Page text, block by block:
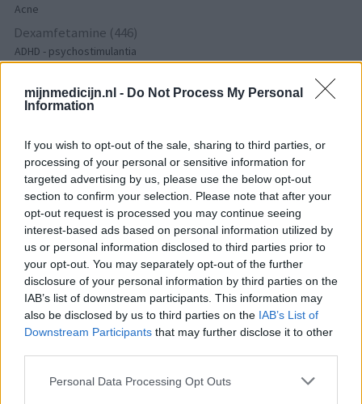
mijnmedicijn.nl - Do Not Process My Personal
Information
If you wish to opt-out of the sale, sharing to third parties, or
processing of your personal or sensitive information for
targeted advertising by us, please use the below opt-out
section to confirm your selection. Please note that after your
opt-out request is processed you may continue seeing
interest-based ads based on personal information utilized by
us or personal information disclosed to third parties prior to
your opt-out. You may separately opt-out of the further
disclosure of your personal information by third parties on the
IAB’s list of downstream participants. This information may
also be disclosed by us to third parties on the IAB’s List of
Downstream Participants that may further disclose it to other
Personal Data Processing Opt Outs
Acne
Dexamfetamine (446)
ADHD - psychostimulantia
Schildklier - hypothyroidie (traagwerkend)
De reviews op deze pagina zijn door de gebruikers
gegenereerd en vervolgens gelezen en aangepast alvorens
goedkeuring, om zo te voldoen aan onze standaarden wat betreft
een review voor een medicijn. Voor het delen van ervaringen is
geen medische kennis noodzakelijk. Op deze manier geven de
reviews alleen een beeld van de ervaring van de schrijvers en niet
die van de eigenaar van deze website. Denk er aan dat de
ervaringen kunnen verschillen van persoon tot persoon en dat u
voor medisch advies altijd contact op moet nemen met uw arts of
apotheker.